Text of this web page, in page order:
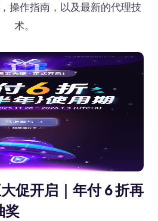
操作指南，以及最新的代理技
术。
促开启｜年付 6 折再
奖